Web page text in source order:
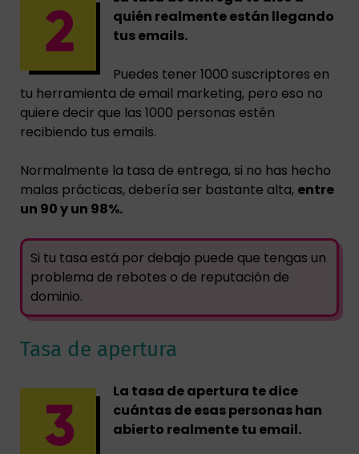
quién realmente están llegando
tus emails.
Puedes tener 1000 suscriptores en
tu herramienta de email marketing, pero eso no
quiere decir que las 1000 personas estén
recibiendo tus emails.
Normalmente la tasa de entrega, si no has hecho
malas prácticas, debería ser bastante alta, entre
un 90 y un 98%.
Si tu tasa está por debajo puede que tengas un
problema de rebotes o de reputación de
dominio.
Tasa de apertura
La tasa de apertura te dice
cuántas de esas personas han
abierto realmente tu email.